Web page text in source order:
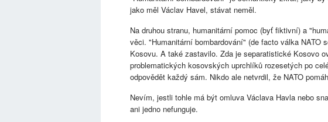
jako měl Václav Havel, stávat neměl.
Na druhou stranu, humanitární pomoc (byť fiktivní) a
věci. "Humanitární bombardování" (de facto válka
Kosovu. A také zastavilo. Zda je separatistické Kosovo
problematických kosovských uprchlíků rozesetých po
odpovědět každý sám. Nikdo ale netvrdil, že NATO
Nevím, jestli tohle má být omluva Václava Havla nebo
ani jedno nefunguje.